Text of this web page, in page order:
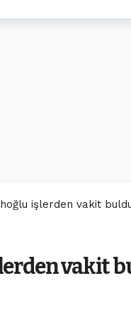
işlerden vakit
vakit